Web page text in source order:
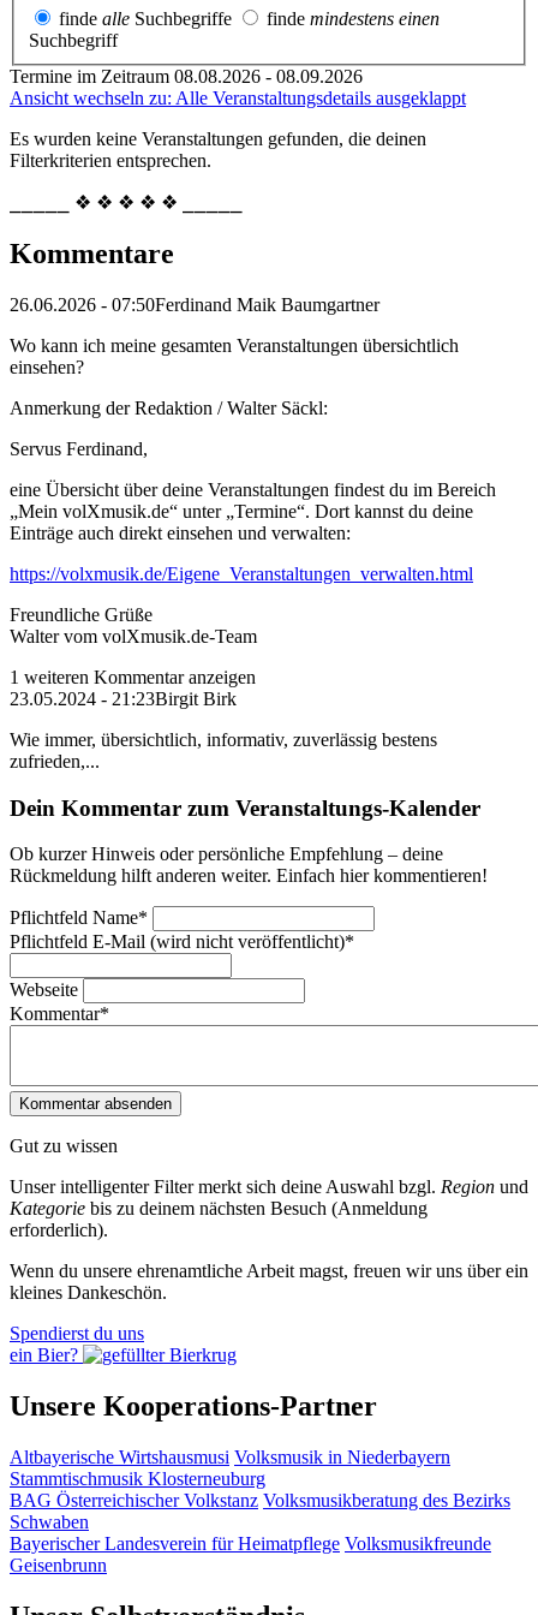
finde alle Suchbegriffe finde mindestens einen
Suchbegriff
Termine im Zeitraum 08.08.2026 - 08.09.2026
Ansicht wechseln zu: Alle Veranstaltungsdetails ausgeklappt
Es wurden keine Veranstaltungen gefunden, die deinen
Filterkriterien entsprechen.
⎯⎯⎯⎯⎯ ❖ ❖ ❖ ❖ ❖ ⎯⎯⎯⎯⎯
Kommentare
26.06.2026 - 07:50Ferdinand Maik Baumgartner
Wo kann ich meine gesamten Veranstaltungen übersichtlich
einsehen?
Anmerkung der Redaktion /Walter Säckl:
Servus Ferdinand,
eine Übersicht über deine Veranstaltungen findest du im Bereich
„Mein volXmusik.de“ unter „Termine“. Dort kannst du deine
Einträge auch direkt einsehen und verwalten:
https://volxmusik.de/Eigene_Veranstaltungen_verwalten.html
Freundliche Grüße
Walter vom volXmusik.de-Team
1 weiteren Kommentar anzeigen
23.05.2024 - 21:23Birgit Birk
Wie immer, übersichtlich, informativ, zuverlässig bestens
zufrieden,...
Dein Kommentar zum Veranstaltungs-Kalender
Ob kurzer Hinweis oder persönliche Empfehlung – deine
Rückmeldung hilft anderen weiter. Einfach hier kommentieren!
Pflichtfeld Name*
Pflichtfeld E-Mail (wird nicht veröffentlicht)*
Webseite
Kommentar*
Gut zu wissen
Unser intelligenter Filter merkt sich deine Auswahl bzgl. Region und
Kategorie bis zu deinem nächsten Besuch (Anmeldung
erforderlich).
Wenn du unsere ehrenamtliche Arbeit magst, freuen wir uns über ein
kleines Dankeschön.
Spendierst du uns
ein Bier?
Unsere Kooperations-Partner
Altbayerische Wirtshausmusi Volksmusik in Niederbayern
Stammtischmusik Klosterneuburg
BAG Österreichischer Volkstanz Volksmusikberatung des Bezirks
Schwaben
Bayerischer Landesverein für Heimatpflege Volksmusikfreunde
Geisenbrunn